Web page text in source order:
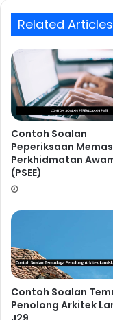
A) 4 jam 28
B) 5 jam 28
C) 5 jam 08
D) 6 jam 08
Jawapan D
Apakah nilai-
B) 4,5,6,7
C) 2,3,4,5
D) 3,4,5,6
Jawapan C
Related Articles
Contoh Soalan
Peperiksaan
Perkhidmatan
(PSEE)
Contoh Soalan
Penolong Arkitek